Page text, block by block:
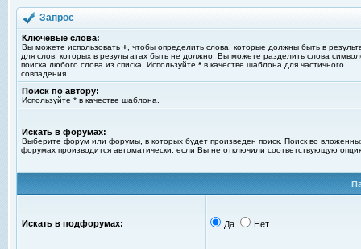
Запрос
Ключевые слова:
Вы можете использовать + , чтобы определить слова, которые должны быть в
для слов, которых в результатах быть не должно. Вы можете разделить слова
поиска любого слова из списка. Используйте * в качестве шаблона для частичного
совпадения.
Поиск по автору:
Используйте * в качестве шаблона.
Искать в форумах:
Выберите форум или форумы, в которых будет произведен поиск. Поиск во
форумах производится автоматически, если Вы не отключили соответствующую
Искать в подфорумах: Да Нет